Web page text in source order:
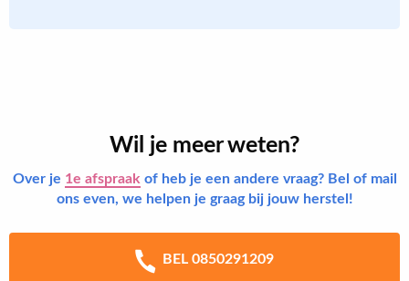
Wil je meer weten?
Over je 1e afspraak of heb je een andere vraag? Bel of mail
ons even, we helpen je graag bij jouw herstel!
BEL 0850291209